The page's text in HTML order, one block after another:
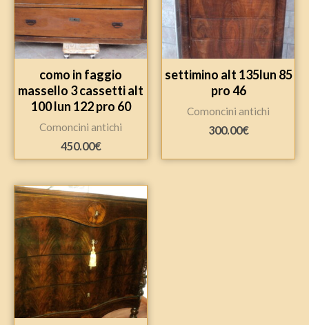
como in faggio
massello 3 cassetti alt
100 lun 122 pro 60
Comoncini antichi
450.00€
settimino alt 135lun 85
pro 46
Comoncini antichi
300.00€